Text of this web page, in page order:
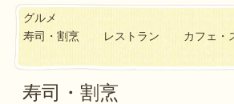
グルメ
寿司・割烹
レストラン カフェ・
寿司・割烹